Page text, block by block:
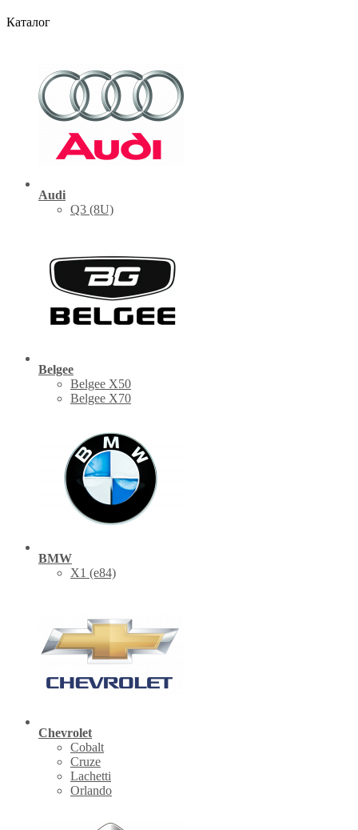
Каталог
Audi
Q3 (8U)
Belgee
Belgee X50
Belgee X70
BMW
X1 (е84)
Chevrolet
Cobalt
Cruze
Lachetti
Orlando